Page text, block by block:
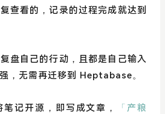
查看的，记录的过程完成就达到
盘自己的行动，且都是自己输入
，无需再迁移到 Heptabase。
记开源，即写成文章，
「产粮